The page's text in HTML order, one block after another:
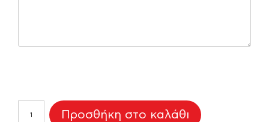
Αυτοκόλλητο
Προσθήκη στο καλάθι